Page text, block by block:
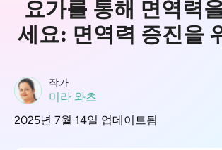
요가를 통해 면역력
세요: 면역력 증진을
작가
미라 와츠
2025년 7월 14일 업데이트됨